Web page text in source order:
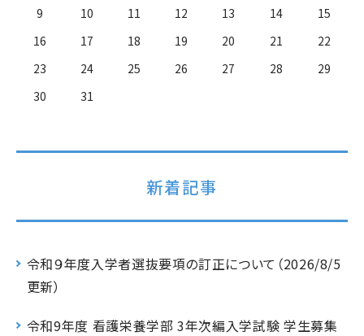
9
10 11 12 13 14
15
16
17 18 19 20 21
22
23
24 25 26 27 28
29
30
31
新着記事
令和９年度入学者選抜要項の訂正について（2026/8/5
更新）
令和9年度 看護栄養学部 3年次編入学試験 学生募集